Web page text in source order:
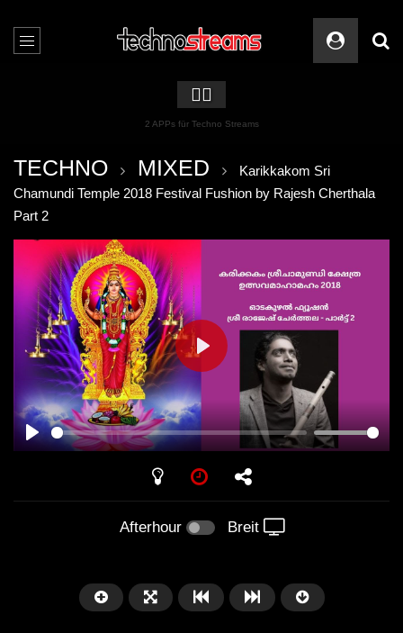
🏳️‍🌈
2 APPs für Techno Streams
TECHNO MIXED
Karikkakom Sri
Chamundi Temple 2018 Festival Fushion by Rajesh Cherthala
Part 2
PLAY
PLAY
Afterhour Breit